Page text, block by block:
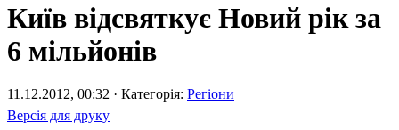
Київ відсвяткує Новий рік за
6 мільйонів
11.12.2012, 00:32 · Категорія: Регіони
Версія для друку